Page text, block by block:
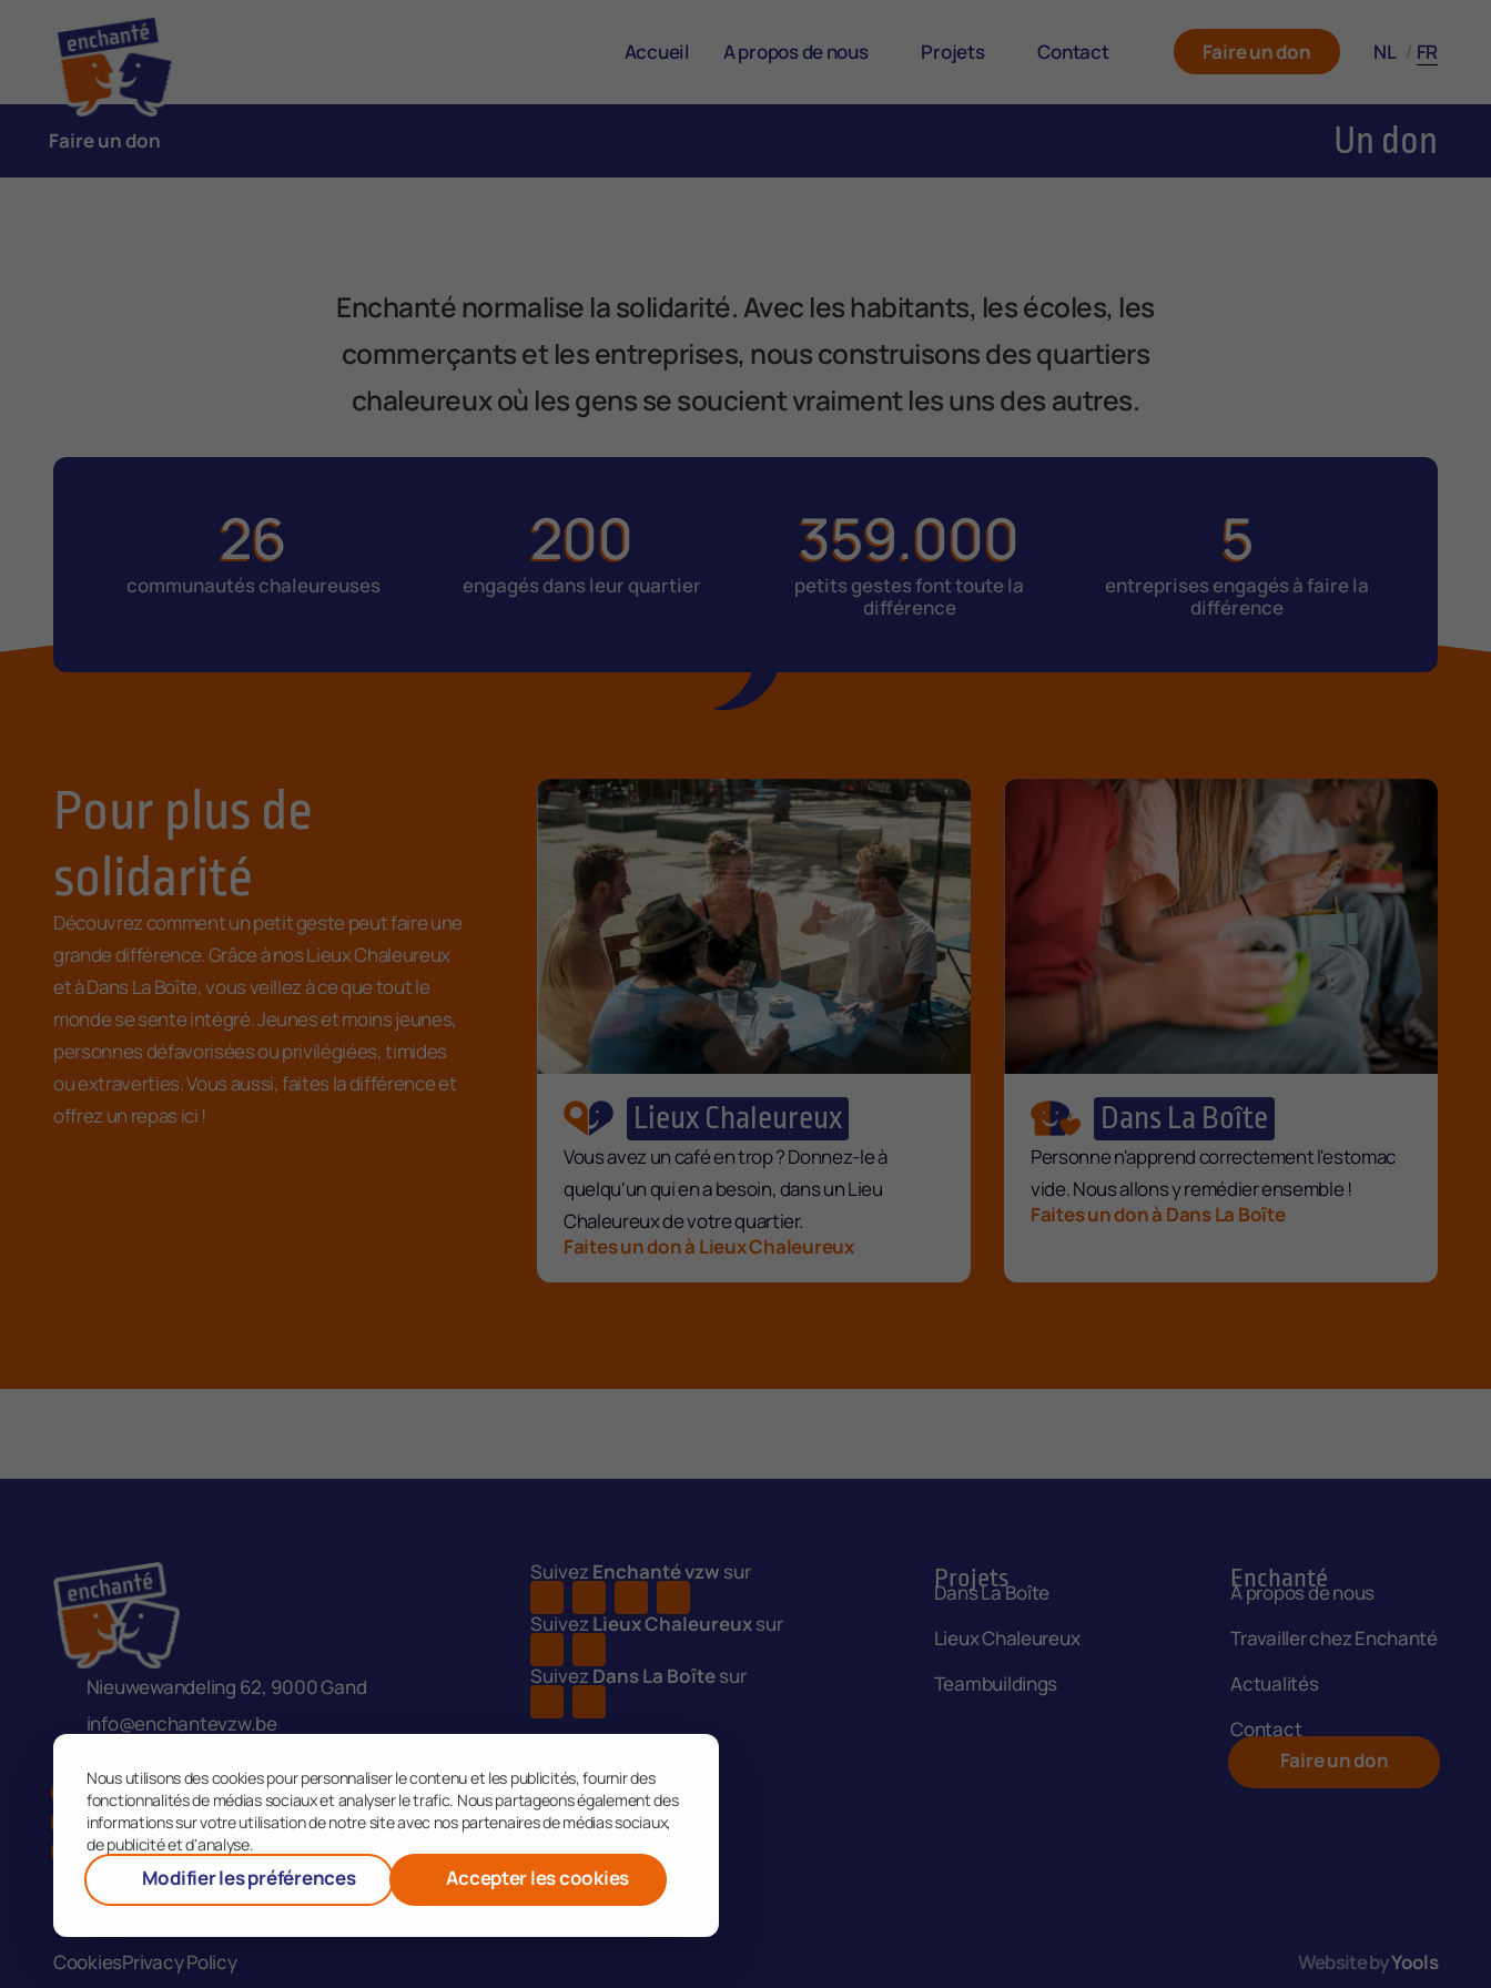
Accueil A propos de nous Projets Contact Faire un don NL | FR
Faire un don Un don
Enchanté normalise la solidarité. Avec les habitants, les écoles, les
commerçants et les entreprises, nous construisons des quartiers
chaleureux où les gens se soucient vraiment les uns des autres.
26
communautés chaleureuses
200
engagés dans leur quartier
359.000
petits gestes font toute la
différence
5
entreprises engagés à faire la
différence
Pour plus de
solidarité
Découvrez comment un petit geste peut faire une
grande différence. Grâce à nos Lieux Chaleureux
et à Dans La Boîte, vous veillez à ce que tout le
monde se sente intégré. Jeunes et moins jeunes,
personnes défavorisées ou privilégiées, timides
ou extraverties. Vous aussi, faites la différence et
offrez un repas ici !
Lieux Chaleureux
Vous avez un café en trop ? Donnez-le à
quelqu'un qui en a besoin, dans un Lieu
Chaleureux de votre quartier.
Faites un don à Lieux Chaleureux
Dans La Boîte
Personne n'apprend correctement l'estomac
vide. Nous allons y remédier ensemble !
Faites un don à Dans La Boîte
Nous utilisons des cookies pour personnaliser le contenu et les publicités, fournir des
fonctionnalités de médias sociaux et analyser le trafic. Nous partageons également des
informations sur votre utilisation de notre site avec nos partenaires de médias sociaux,
de publicité et d'analyse.
Modifier les préférences Accepter les cookies
Nieuwewandeling 62, 9000 Gand
info@enchantevzw.be
Suivez Enchanté vzw sur
Suivez Lieux Chaleureuxsur
Suivez Dans La Boîtesur
Projets
Dans La Boîte
Lieux Chaleureux
Teambuildings
Enchanté
À propos de nous
Travailler chez Enchanté
Actualités
Contact
Faire un don
CookiesPrivacy Policy Website byYools